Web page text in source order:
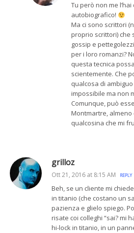
Tu però non me
autobiografico!
Ma ci sono scrittori
proprio scrittori) che
gossip e
per i loro romanzi?
questa tecnica
scientemente. Che
qualcosa di
impossibile ma non
Comunque, può
Montmartre, almeno
qualcosina che mi
grilloz
Ott 21, 2016 at 8:15 AM REPLY
Beh, se un cliente mi
in titanio (che costano un
pazienza e glielo spiego.
risate coi colleghi “sai? mi
hi-lock in titanio, in un